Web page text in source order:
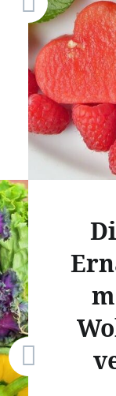
sondern
bieten,
zu